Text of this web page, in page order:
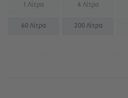
1 Λίτρα(Not available) 4 Λίτρα(Not available)
60 Λίτρα 200 Λίτρα